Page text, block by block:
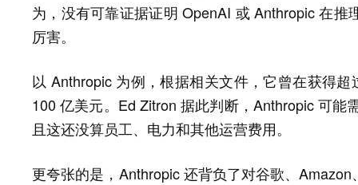
为，没有可靠证据证明 OpenAI 或 Anthropic 在
厉害。
以 Anthropic 为例，根据相关文件，它曾在获得
100 亿美元。Ed Zitron 据此判断，Anthropic 可
且这还没算员工、电力和其他运营费用。
更夸张的是，Anthropic 还背负了对谷歌、